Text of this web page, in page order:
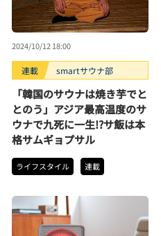
2024/10/12 18:00
連載 smartサウナ部
「韓国のサウナは焼き芋でと
とのう」アジア最高温度のサ
ウナで九死に一生!?サ飯は本
格サムギョプサル
ライフスタイル 連載